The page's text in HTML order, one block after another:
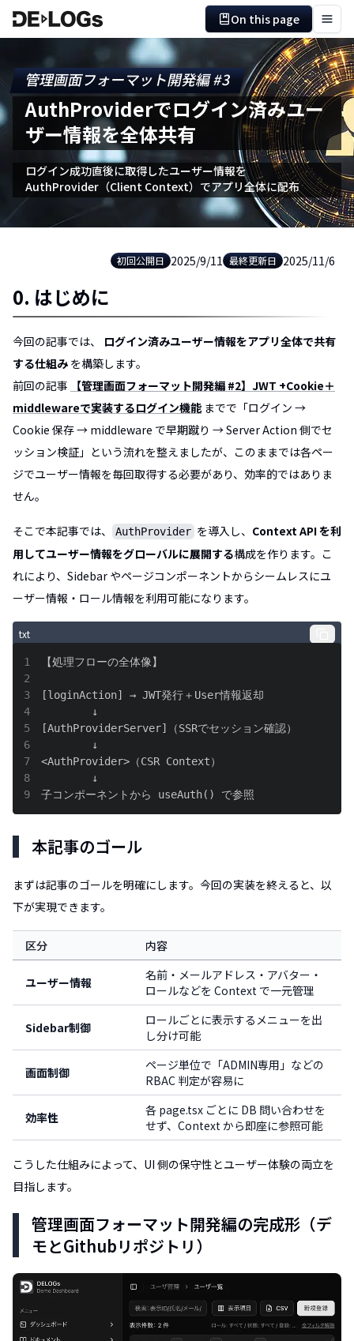
On this page
管理画面フォーマット開発編 #3
AuthProviderでログイン済みユー
ザー情報を全体共有
ログイン成功直後に取得したユーザー情報を
AuthProvider（Client Context）でアプリ全体に配布
初回公開日 2025/9/11 最終更新日 2025/11/6
0. はじめに
今回の記事では、 ログイン済みユーザー情報をアプリ全体で共有
する仕組み を構築します。
前回の記事
【管理画面フォーマット開発編 #2】JWT +Cookie＋
middlewareで実装するログイン機能までで「ログイン →
Cookie 保存 → middleware で早期蹴り → Server Action 側でセ
ッション検証」という流れを整えましたが、このままでは各ペー
ジでユーザー情報を毎回取得する必要があり、効率的ではありま
せん。
そこで本記事では、 AuthProvider を導入し、 Context API を利
用してユーザー情報をグローバルに展開する構成を作ります。こ
れにより、Sidebar やページコンポーネントからシームレスにユ
ーザー情報・ロール情報を利用可能になります。
txt
1
2
3
4
5
6
7
8
9
子コンポーネントから useAuth() で参照
本記事のゴール
まずは記事のゴールを明確にします。今回の実装を終えると、以
下が実現できます。
区分 内容
ユーザー情報
名前・メールアドレス・アバター・
ロールなどを Context で一元管理
Sidebar制御
ロールごとに表示するメニューを出
し分け可能
画面制御
ページ単位で「ADMIN専用」などの
RBAC 判定が容易に
効率性
各 page.tsx ごとに DB 問い合わせを
せず、Context から即座に参照可能
こうした仕組みによって、UI 側の保守性とユーザー体験の両立を
目指します。
管理画面フォーマット開発編の完成形（デ
モとGithubリポジトリ）